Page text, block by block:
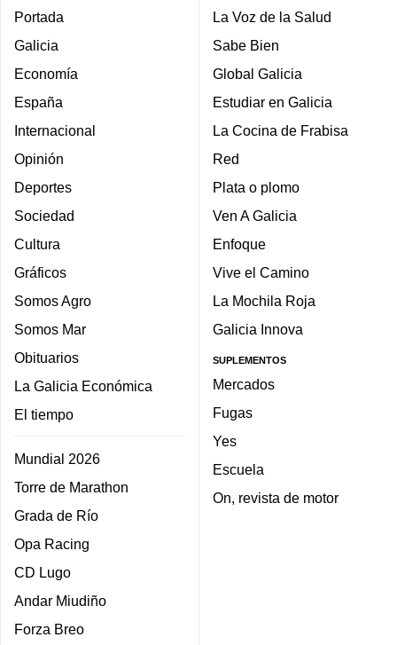
Portada
Galicia
Economía
España
Internacional
Opinión
Deportes
Sociedad
Cultura
Gráficos
Somos Agro
Somos Mar
Obituarios
La Galicia Económica
El tiempo
Mundial 2026
Torre de Marathon
Grada de Río
Opa Racing
CD Lugo
Andar Miudiño
Forza Breo
La Voz de la Salud
Sabe Bien
Global Galicia
Estudiar en Galicia
La Cocina de Frabisa
Red
Plata o plomo
Ven A Galicia
Enfoque
Vive el Camino
La Mochila Roja
Galicia Innova
SUPLEMENTOS
Mercados
Fugas
Yes
Escuela
On, revista de motor